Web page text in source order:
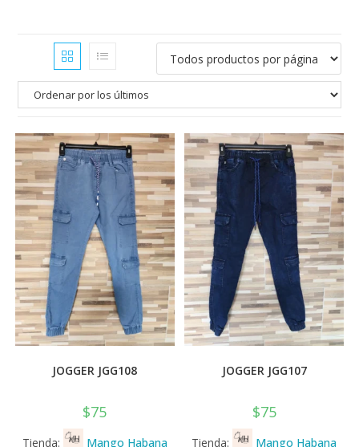
JOGGER JGG108
$75
Tienda: Mango Habana
JOGGER JGG107
$75
Tienda: Mango Habana